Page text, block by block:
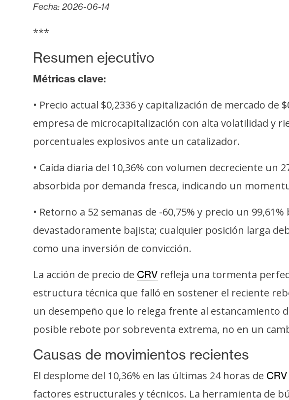
s
T
m
s
R
c
u
s
o
s
C
n
t
a
t
y
P
Fecha: 2026-06-14
***
Resumen ejecutivo
Métricas clave:
• Precio actual $0,2336 y capitalización de mercado
empresa de microcapitalización con alta volatilidad y
porcentuales explosivos ante un catalizador.
• Caída diaria del 10,36% con volumen decreciente
absorbida por demanda fresca, indicando un
• Retorno a 52 semanas de -60,75% y precio un
devastadoramente bajista; cualquier posición larga
como una inversión de convicción.
La acción de precio de CRV refleja una tormenta
estructura técnica que falló en sostener el reciente
un desempeño que lo relega frente al estancamiento
posible rebote por sobreventa extrema, no en un
Causas de movimientos recientes
El desplome del 10,36% en las últimas 24 horas de CRV
factores estructurales y técnicos. La herramienta de